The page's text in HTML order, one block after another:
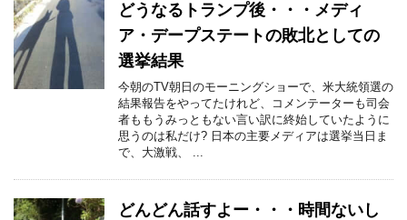
どうなるトランプ後・・・メディ
ア・デープステートの敗北としての
選挙結果
今朝のTV朝日のモーニングショーで、米大統領選の
結果報告をやってたけれど、コメンテーターも司会
者ももうみっともない言い訳に終始していたように
思うのは私だけ? 日本の主要メディアは選挙当日ま
で、大激戦、 ...
どんどん話すよー・・・時間ないし